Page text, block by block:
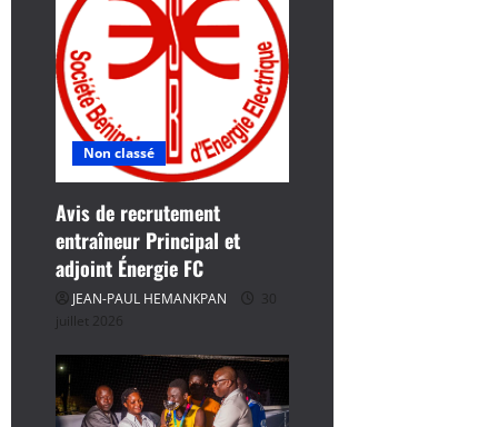
d
’
a
t
i
c
l
e
Non classé
Avis de recrutement
entraîneur Principal et
adjoint Énergie FC
JEAN-PAUL HEMANKPAN
30
juillet 2026